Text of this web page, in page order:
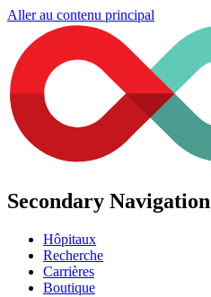
Aller au contenu principal
Secondary Navigation
Hôpitaux
Recherche
Carrières
Boutique